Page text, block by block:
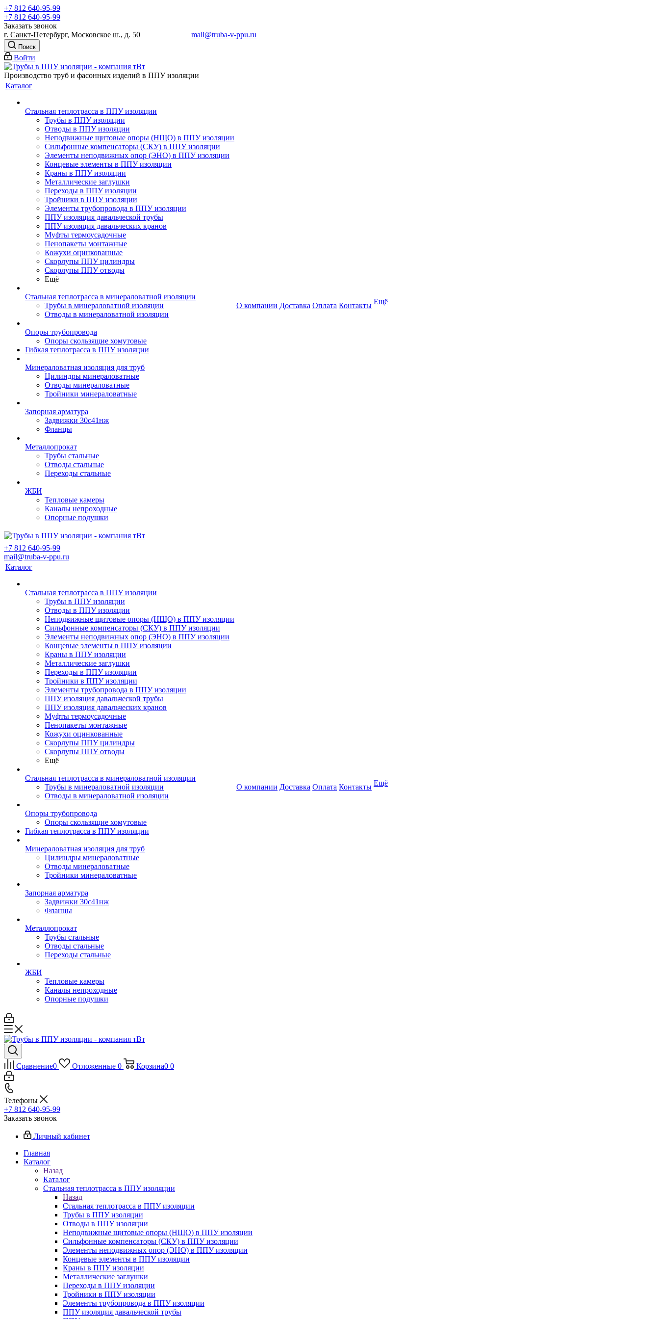
+7 812 640-95-99
+7 812 640-95-99
Заказать звонок
г. Санкт-Петербург, Московское ш., д. 50 mail@truba-v-ppu.ru
Поиск
Войти
Производство труб и фасонных изделий в ППУ изоляции
Каталог
Стальная теплотрасса в ППУ изоляции
Трубы в ППУ изоляции
Отводы в ППУ изоляции
Неподвижные щитовые опоры (НЩО) в ППУ изоляции
Cильфонные компенсаторы (СКУ) в ППУ изоляции
Элементы неподвижных опор (ЭНО) в ППУ изоляции
Концевые элементы в ППУ изоляции
Краны в ППУ изоляции
Металлические заглушки
Переходы в ППУ изоляции
Тройники в ППУ изоляции
Элементы трубопровода в ППУ изоляции
ППУ изоляция давальческой трубы
ППУ изоляция давальческих кранов
Муфты термоусадочные
Пенопакеты монтажные
Кожухи оцинкованные
Скорлупы ППУ цилиндры
Скорлупы ППУ отводы
Ещё
Стальная теплотрасса в минераловатной изоляции
Трубы в минераловатной изоляции
Отводы в минераловатной изоляции
Опоры трубопровода
Опоры скользящие хомутовые
Гибкая теплотрасса в ППУ изоляции
Минераловатная изоляция для труб
Цилиндры минераловатные
Отводы минераловатные
Тройники минераловатные
Запорная арматура
Задвижки 30с41нж
Фланцы
Металлопрокат
Трубы стальные
Отводы стальные
Переходы стальные
ЖБИ
Тепловые камеры
Каналы непроходные
Опорные подушки
О компании Доставка Оплата Контакты Ещё
+7 812 640-95-99
mail@truba-v-ppu.ru
Каталог
Стальная теплотрасса в ППУ изоляции
Трубы в ППУ изоляции
Отводы в ППУ изоляции
Неподвижные щитовые опоры (НЩО) в ППУ изоляции
Cильфонные компенсаторы (СКУ) в ППУ изоляции
Элементы неподвижных опор (ЭНО) в ППУ изоляции
Концевые элементы в ППУ изоляции
Краны в ППУ изоляции
Металлические заглушки
Переходы в ППУ изоляции
Тройники в ППУ изоляции
Элементы трубопровода в ППУ изоляции
ППУ изоляция давальческой трубы
ППУ изоляция давальческих кранов
Муфты термоусадочные
Пенопакеты монтажные
Кожухи оцинкованные
Скорлупы ППУ цилиндры
Скорлупы ППУ отводы
Ещё
Стальная теплотрасса в минераловатной изоляции
Трубы в минераловатной изоляции
Отводы в минераловатной изоляции
Опоры трубопровода
Опоры скользящие хомутовые
Гибкая теплотрасса в ППУ изоляции
Минераловатная изоляция для труб
Цилиндры минераловатные
Отводы минераловатные
Тройники минераловатные
Запорная арматура
Задвижки 30с41нж
Фланцы
Металлопрокат
Трубы стальные
Отводы стальные
Переходы стальные
ЖБИ
Тепловые камеры
Каналы непроходные
Опорные подушки
О компании Доставка Оплата Контакты Ещё
Сравнение0 Отложенные 0 Корзина0 0
Телефоны
+7 812 640-95-99
Заказать звонок
Личный кабинет
Главная
Каталог
Назад
Каталог
Стальная теплотрасса в ППУ изоляции
Назад
Стальная теплотрасса в ППУ изоляции
Трубы в ППУ изоляции
Отводы в ППУ изоляции
Неподвижные щитовые опоры (НЩО) в ППУ изоляции
Cильфонные компенсаторы (СКУ) в ППУ изоляции
Элементы неподвижных опор (ЭНО) в ППУ изоляции
Концевые элементы в ППУ изоляции
Краны в ППУ изоляции
Металлические заглушки
Переходы в ППУ изоляции
Тройники в ППУ изоляции
Элементы трубопровода в ППУ изоляции
ППУ изоляция давальческой трубы